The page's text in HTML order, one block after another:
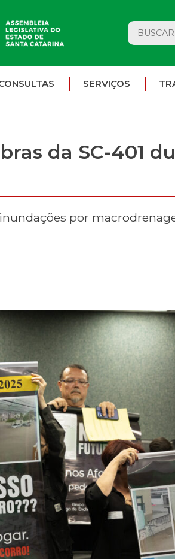
SERVIÇOS
da SC-401
por